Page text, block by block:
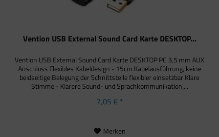
Vention USB External Sound Card Karte DESKTOP...
Vention USB External Sound Card Karte DESKTOP PC 3,5 mm AUX
Anschluss Flexibles Kabeldesign - 15cm Kabelausführung, keine
beidseitige Belegung der Schnittstelle flexibler einsetzbar Klare
Stimme - Klarere Sound- und Sprachkommunikation,...
7,05 € *
Merken